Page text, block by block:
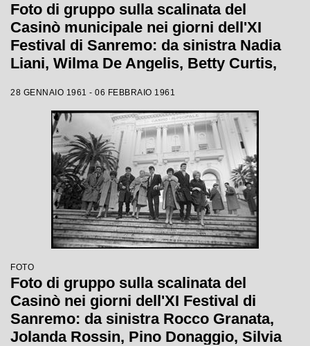
Foto di gruppo sulla scalinata del
Casinò municipale nei giorni dell'XI
Festival di Sanremo: da sinistra Nadia
Liani, Wilma De Angelis, Betty Curtis,
Mazzetti
28 GENNAIO 1961 - 06 FEBBRAIO 1961
FOTO
Foto di gruppo sulla scalinata del
Casinò nei giorni dell'XI Festival di
Sanremo: da sinistra Rocco Granata,
Jolanda Rossin, Pino Donaggio, Silvia